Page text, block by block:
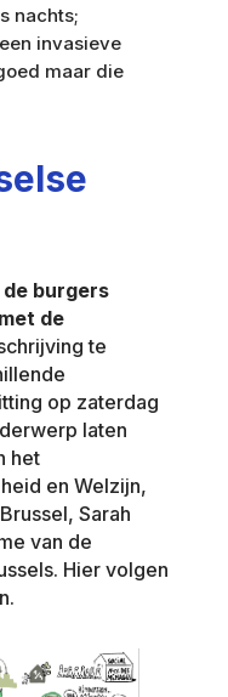
nachts;
invasieve
maar die
burgers
de
te
op zaterdag
laten
het
en Welzijn,
Sarah
van de
Hier volgen